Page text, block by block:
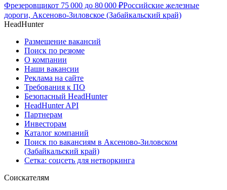
Фрезеровщикот 75 000 до 80 000 ₽Российские железные
дороги, Аксеново-Зиловское (Забайкальский край)
HeadHunter
Размещение вакансий
Поиск по резюме
О компании
Наши вакансии
Реклама на сайте
Требования к ПО
Безопасный HeadHunter
HeadHunter API
Партнерам
Инвесторам
Каталог компаний
Поиск по вакансиям в Аксеново-Зиловском
(Забайкальский край)
Сетка: соцсеть для нетворкинга
Соискателям